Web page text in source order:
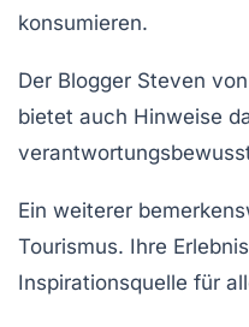
konsumieren.
Der Blogger Steven von
bietet auch Hinweise
Ein weiterer
Tourismus. Ihre
Inspirationsquelle für